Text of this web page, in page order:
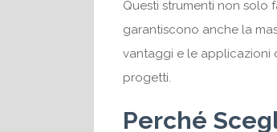
Questi strumenti non solo
garantiscono anche la
vantaggi e le applicazioni
progetti.
Perché